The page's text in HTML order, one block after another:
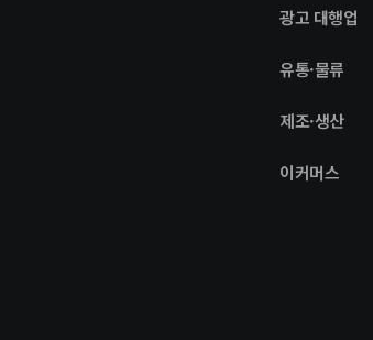
광고 대행업
유통·물류
제조·생산
이커머스